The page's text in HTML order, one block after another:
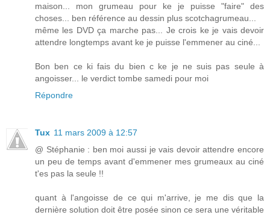
maison... mon grumeau pour ke je puisse "faire" des
choses... ben référence au dessin plus scotchagrumeau...
même les DVD ça marche pas... Je crois ke je vais devoir
attendre longtemps avant ke je puisse l'emmener au ciné...
Bon ben ce ki fais du bien c ke je ne suis pas seule à
angoisser... le verdict tombe samedi pour moi
Répondre
Tux 11 mars 2009 à 12:57
@ Stéphanie : ben moi aussi je vais devoir attendre encore
un peu de temps avant d'emmener mes grumeaux au ciné
t'es pas la seule !!
quant à l'angoisse de ce qui m'arrive, je me dis que la
dernière solution doit être posée sinon ce sera une véritable